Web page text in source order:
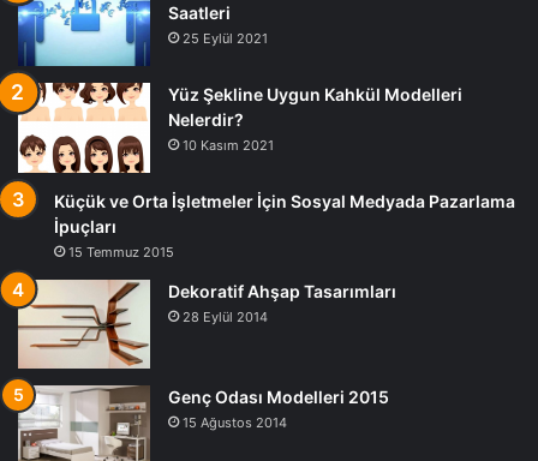
Saatleri
25 Eylül 2021
Yüz Şekline Uygun Kahkül Modelleri
Nelerdir?
10 Kasım 2021
Küçük ve Orta İşletmeler İçin Sosyal Medyada Pazarlama
İpuçları
15 Temmuz 2015
Dekoratif Ahşap Tasarımları
28 Eylül 2014
Genç Odası Modelleri 2015
15 Ağustos 2014